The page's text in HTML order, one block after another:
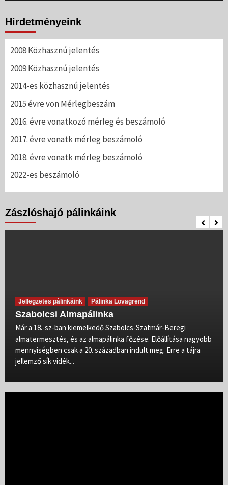
Hirdetményeink
2008 Közhasznú jelentés
2009 Közhasznú jelentés
2014-es közhasznú jelentés
2015 évre von Mérlegbeszám
2016. évre vonatkozó mérleg és beszámoló
2017. évre vonatk mérleg beszámoló
2018. évre vonatk mérleg beszámoló
2022-es beszámoló
Zászlóshajó pálinkáink
Jellegzetes pálinkáink Pálinka Lovagrend
Szabolcsi Almapálinka
Már a 18.-sz-ban kiemelkedő Szabolcs-Szatmár-Beregi
almatermesztés, és az almapálinka főzése. Előállítása nagyobb
mennyiségben csak a 20. században indult meg. Erre a tájra
jellemző sík vidék...